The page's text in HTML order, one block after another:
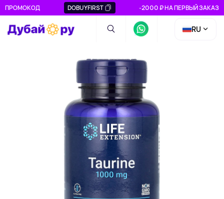
ПРОМОКОД DOBUYFIRST -2000 ₽ НА ПЕРВЫЙ ЗАКАЗ
RU